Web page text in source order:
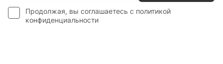
Продолжая, вы соглашаетесь с политикой
конфиденциальности